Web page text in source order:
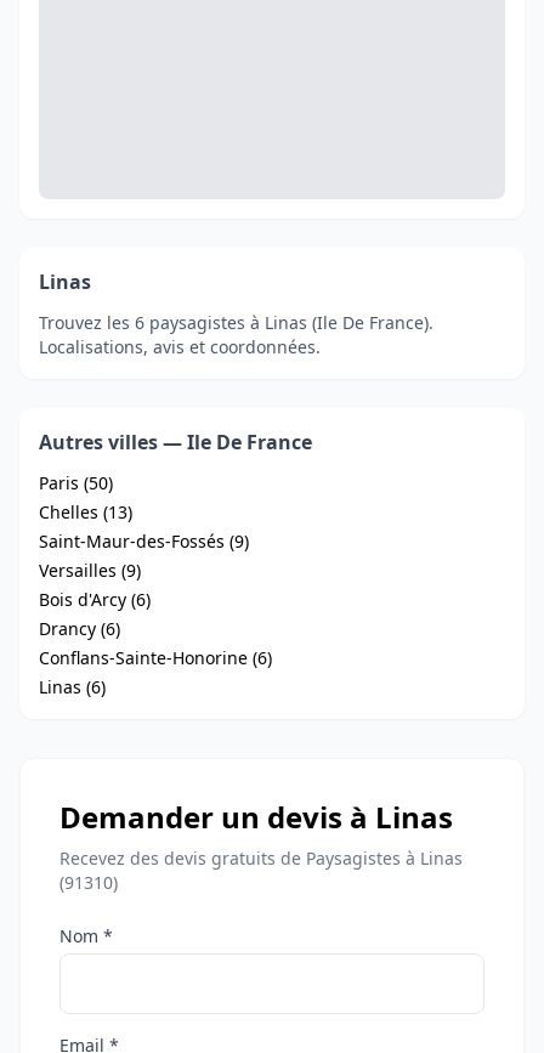
Linas
Trouvez les 6 paysagistes à Linas (Ile De France).
Localisations, avis et coordonnées.
Autres villes — Ile De France
Paris (50)
Chelles (13)
Saint-Maur-des-Fossés (9)
Versailles (9)
Bois d'Arcy (6)
Drancy (6)
Conflans-Sainte-Honorine (6)
Linas (6)
Demander un devis à Linas
Recevez des devis gratuits de Paysagistes à Linas
(91310)
Nom *
Email *